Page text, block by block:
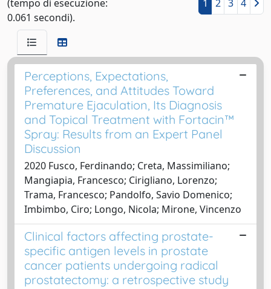
(tempo di esecuzione:
0.061 secondi).
1 2 3 4
Perceptions, Expectations,
Preferences, and Attitudes Toward
Premature Ejaculation, Its Diagnosis
and Topical Treatment with Fortacin™
Spray: Results from an Expert Panel
Discussion
2020 Fusco, Ferdinando; Creta, Massimiliano;
Mangiapia, Francesco; Cirigliano, Lorenzo;
Trama, Francesco; Pandolfo, Savio Domenico;
Imbimbo, Ciro; Longo, Nicola; Mirone, Vincenzo
Clinical factors affecting prostate-
specific antigen levels in prostate
cancer patients undergoing radical
prostatectomy: a retrospective study